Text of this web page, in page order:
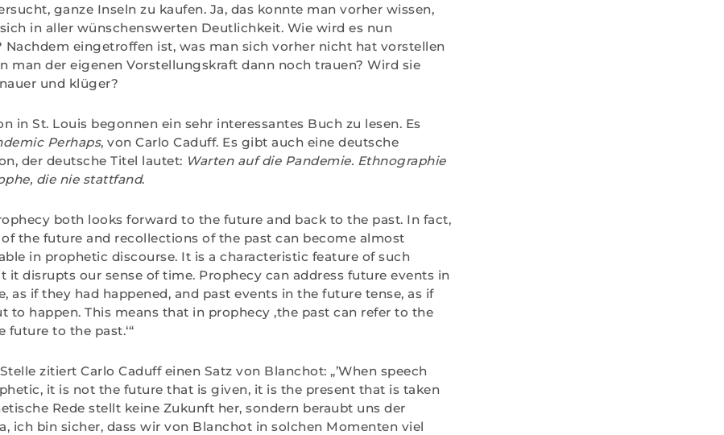
ganze Inseln zu kaufen. Ja, das konnte man vorher wissen,
in aller wünschenswerten Deutlichkeit. Wie wird es nun
Nachdem eingetroffen ist, was man sich vorher nicht hat vorstellen
man der eigenen Vorstellungskraft dann noch trauen? Wird sie
und klüger?
in St. Louis begonnen ein sehr interessantes Buch zu lesen. Es
Perhaps, von Carlo Caduff. Es gibt auch eine deutsche
der deutsche Titel lautet: Warten auf die Pandemie. Ethnographie
die nie stattfand.
both looks forward to the future and back to the past. In fact,
the future and recollections of the past can become almost
in prophetic discourse. It is a characteristic feature of such
it disrupts our sense of time. Prophecy can address future events in
as if they had happened, and past events in the future tense, as if
to happen. This means that in prophecy ‚the past can refer to the
future to the past.‘“
zitiert Carlo Caduff einen Satz von Blanchot: „’When speech
it is not the future that is given, it is the present that is taken
Rede stellt keine Zukunft her, sondern beraubt uns der
ich bin sicher, dass wir von Blanchot in solchen Momenten viel